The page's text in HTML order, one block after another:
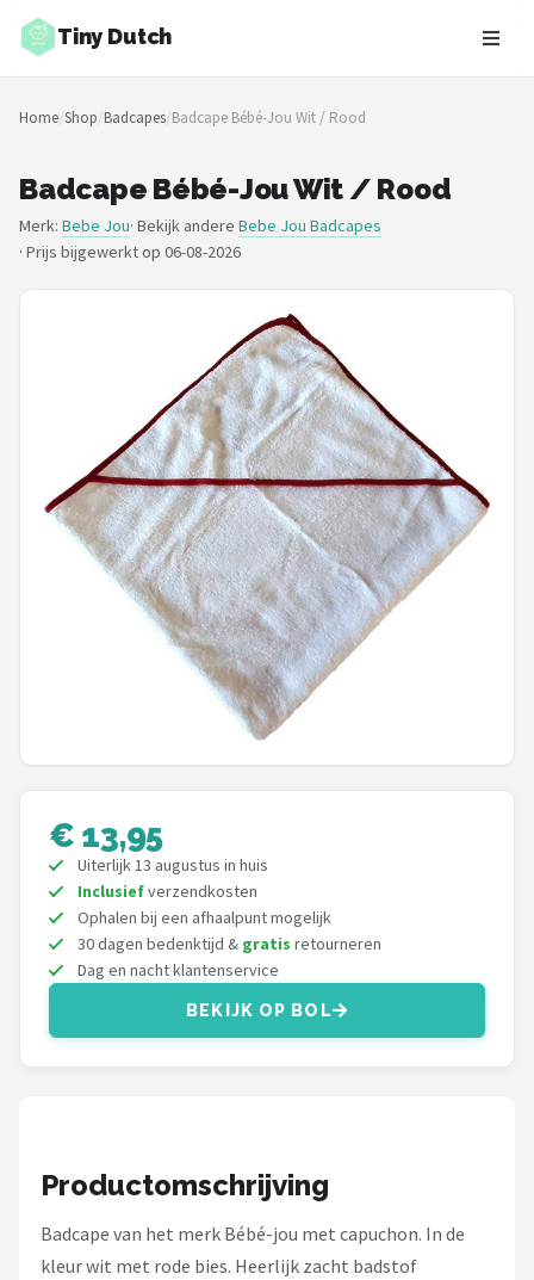
Tiny Dutch
Zoeken
NAVIGATIE
Merken
Blog
Knuffel Cadeaus
Babykleding Cadeaus
Blokken
POPULAIRE MERKEN
Chouette-Chouette
Happy Horse
Soft Touch
FRIGG
Funnies.
Alle merken →
Home/Shop/Badcapes/Badcape Bébé-Jou Wit / Rood
Badcape Bébé-Jou Wit / Rood
Merk: Bebe Jou· Bekijk andere Bebe Jou Badcapes
· Prijs bijgewerkt op 06-08-2026
€ 13,95
Uiterlijk 13 augustus in huis
Inclusiefverzendkosten
Ophalen bij een afhaalpunt mogelijk
30 dagen bedenktijd & gratis retourneren
Dag en nacht klantenservice
BEKIJK OP BOL
Productomschrijving
Badcape van het merk Bébé-jou met capuchon. In de
kleur wit met rode bies. Heerlijk zacht badstof